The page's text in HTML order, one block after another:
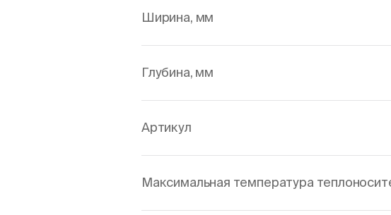
Ширина, мм
Глубина, мм
Артикул
Максимальная температура